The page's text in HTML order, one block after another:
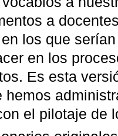
a
los que
en los
Es esta
hemos
el pilotaje de